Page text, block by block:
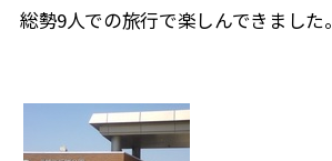
総勢9人での旅行で楽しんできました。